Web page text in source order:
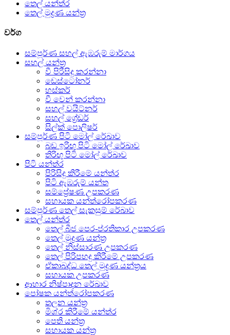
තෙල් යන්ත්ර
තෙල් මුද්‍රණ යන්ත්‍ර
වර්ග
සම්පූර්ණ සහල් ඇඹරුම් මාර්ගය
සහල් යන්ත්‍ර
වී පිරිසිදු කරන්නා
ඩෙස්ටෝනර්
හස්කර්
වී වෙන් කරන්නා
සහල් වයිට්නර්
සහල් ග්‍රේඩර්
සිල්ක් පොලිෂර්
සම්පූර්ණ පිටි මෝල් රේඛාව
බඩ ඉරිඟු පිටි මෝල් රේඛාව
තිරිඟු පිටි මෝල් රේඛාව
පිටි යන්ත්ර
පිරිසිදු කිරීමේ යන්ත්ර
පිටි ඇඹරුම් යන්ත
සම්ප්‍රේෂණ උපකරණ
සහායක යන්ත්රෝපකරණ
සම්පූර්ණ තෙල් සැකසුම් රේඛාව
තෙල් යන්ත්ර
තෙල් බීජ පෙර-ප්රතිකාර උපකරණ
තෙල් මුද්‍රණ යන්ත්‍ර
තෙල් නිස්සාරණ උපකරණ
තෙල් පිරිපහදු කිරීමේ උපකරණ
ඒකාබද්ධ තෙල් මුද්‍රණ යන්ත්‍රය
සහායක උපකරණ
ආහාර නිෂ්පාදන රේඛාව
පෝෂක යන්ත්රෝපකරණ
තලන යන්ත්‍ර
මිශ්ර කිරීමේ යන්ත්ර
පෙති යන්ත්‍ර
සහායක යන්ත්‍ර